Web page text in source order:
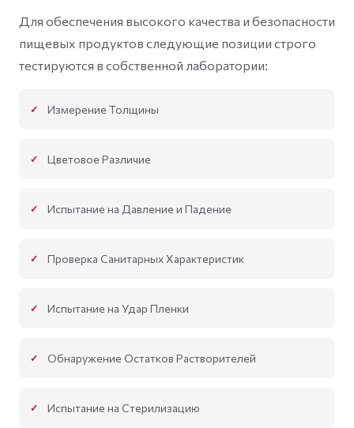
Для обеспечения высокого качества и безопасности
пищевых продуктов следующие позиции строго
тестируются в собственной лаборатории:
Измерение Толщины
Цветовое Различие
Испытание на Давление и Падение
Проверка Санитарных Характеристик
Испытание на Удар Пленки
Обнаружение Остатков Растворителей
Испытание на Стерилизацию